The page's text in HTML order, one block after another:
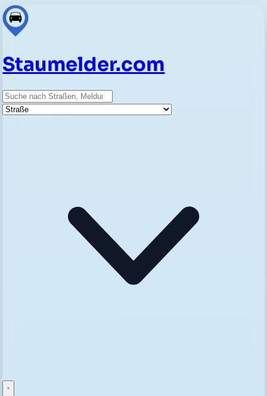
Staumelder.com
Suche
Straße